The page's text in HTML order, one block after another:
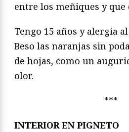
entre los meñiques y
Tengo 15 años y alergia
Beso las naranjas sin
de hojas, como un
olor.
***
INTERIOR EN PIGNETO